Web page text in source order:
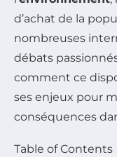
d’achat de la
nombreuses
débats
comment ce
ses enjeux pour
conséquences
Table of Contents